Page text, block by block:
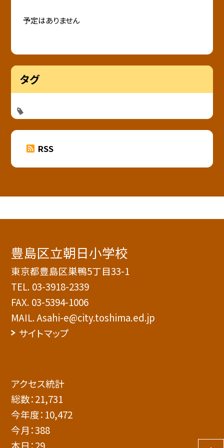
予定はありません
タグ
RSS
豊島区立朝日小学校
東京都豊島区巣鴨5丁目33-1
TEL. 03-3918-2339
FAX. 03-5394-1006
MAIL. Asahi-e@city.toshima.ed.jp
サイトマップ
アクセス統計
総数：21,731
今年度： 10,472
今月：388
本日：29